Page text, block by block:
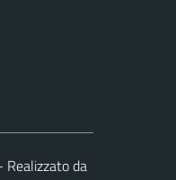
Realizzato da